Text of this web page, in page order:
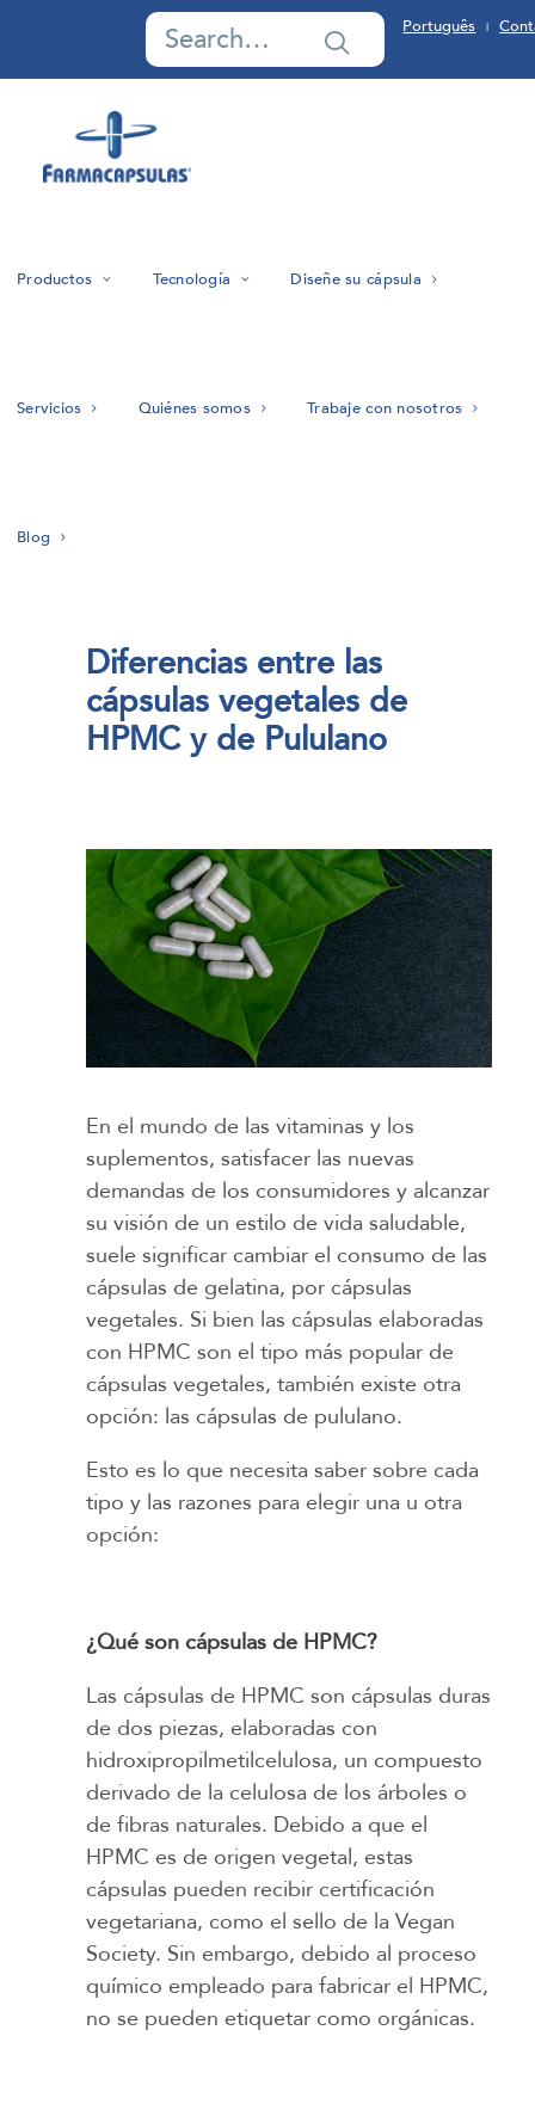
Português |
Productos Tecnología Diseñe su cápsula
Servicios Quiénes somos Trabaje con nosotros
Blog
Diferencias entre las
cápsulas vegetales de
HPMC y de Pululano
En el mundo de las vitaminas y los
suplementos, satisfacer las nuevas
demandas de los consumidores y alcanzar
su visión de un estilo de vida saludable,
suele significar cambiar el consumo de las
cápsulas de gelatina, por cápsulas
vegetales. Si bien las cápsulas elaboradas
con HPMC son el tipo más popular de
cápsulas vegetales, también existe otra
opción: las cápsulas de pululano.
Esto es lo que necesita saber sobre cada
tipo y las razones para elegir una u otra
opción:
¿Qué son cápsulas de HPMC?
Las cápsulas de HPMC son cápsulas duras
de dos piezas, elaboradas con
hidroxipropilmetilcelulosa, un compuesto
derivado de la celulosa de los árboles o
de fibras naturales. Debido a que el
HPMC es de origen vegetal, estas
cápsulas pueden recibir certificación
vegetariana, como el sello de la Vegan
Society. Sin embargo, debido al proceso
químico empleado para fabricar el HPMC,
no se pueden etiquetar como orgánicas.